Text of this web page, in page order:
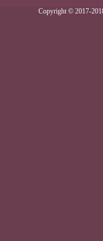
Copyright © 2017-